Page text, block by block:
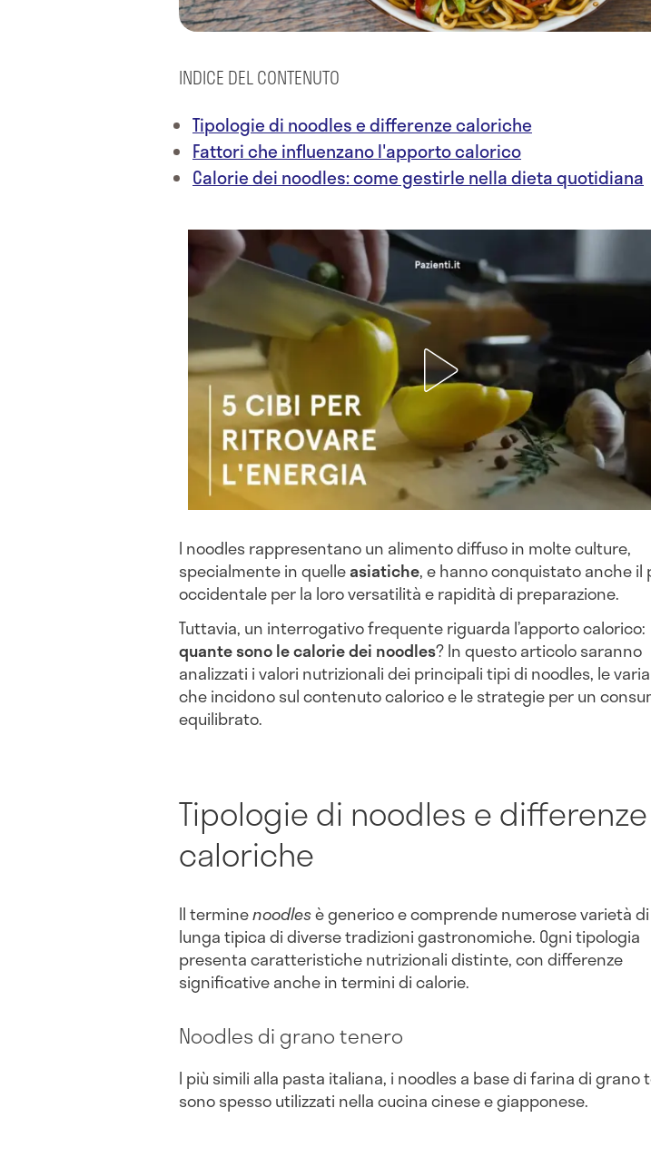
INDICE DEL CONTENUTO
Tipologie di noodles e differenze caloriche
Fattori che influenzano l'apporto calorico
Calorie dei noodles: come gestirle nella dieta quotidiana
I noodles rappresentano un alimento diffuso in molte culture,
specialmente in quelleasiatiche, e hanno conquistato anche il
occidentale per la loro versatilità e rapidità di preparazione.
Tuttavia, un interrogativo frequente riguarda l’apporto calorico:
quante sono le calorie dei noodles? In questo articolo saranno
analizzati i valori nutrizionali dei principali tipi di noodles, le
che incidono sul contenuto calorico e le strategie per un
equilibrato.
Tipologie di noodles e differenze
caloriche
Il terminenoodlesè generico e comprende numerose varietà
lunga tipica di diverse tradizioni gastronomiche. Ogni tipologia
presenta caratteristiche nutrizionali distinte, con differenze
significative anche in termini di calorie.
Noodles di grano tenero
I più simili alla pasta italiana, i noodles a base di farina di grano
sono spesso utilizzati nella cucina cinese e giapponese.